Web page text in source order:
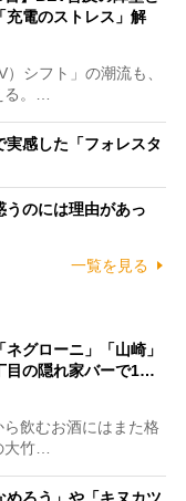
充電のストレス」解
シフト」の潮流も、
。…
実感した「フォレスタ
のには理由があっ
一覧を見る
ネグローニ」「山崎」
目の隠れ家バーで1…
飲むお酒にはまた格
竹…